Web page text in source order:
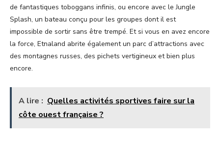
de fantastiques toboggans infinis, ou encore avec le Jungle
Splash, un bateau conçu pour les groupes dont il est
impossible de sortir sans être trempé. Et si vous en avez encore
la force, Etnaland abrite également un parc d’attractions avec
des montagnes russes, des pichets vertigineux et bien plus
encore.
A lire : Quelles activités sportives faire sur la
côte ouest française ?